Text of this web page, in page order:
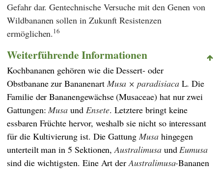
Gefahr dar. Gentechnische Versuche mit den Genen von
Wildbananen sollen in Zukunft Resistenzen
ermöglichen.16
Weiterführende Informationen
Kochbananen gehören wie die Dessert- oder
Obstbanane zur Bananenart Musa × paradisiaca L. Die
Familie der Bananengewächse (Musaceae) hat nur zwei
Gattungen:Musaund Ensete. Letztere bringt keine
essbaren Früchte hervor, weshalb sie nicht so interessant
für die Kultivierung ist. Die Gattung Musa hingegen
unterteilt man in 5 Sektionen,Australimusa undEumusa
sind die wichtigsten. Eine Art derAustralimusa-Bananen